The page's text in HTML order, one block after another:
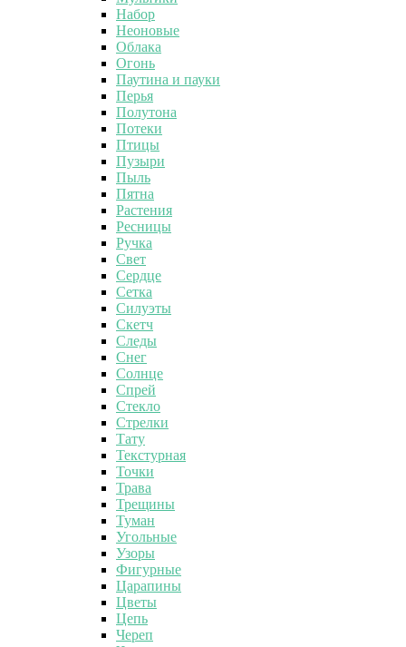
Набор
Неоновые
Облака
Огонь
Паутина и пауки
Перья
Полутона
Потеки
Птицы
Пузыри
Пыль
Пятна
Растения
Ресницы
Ручка
Свет
Сердце
Сетка
Силуэты
Скетч
Следы
Снег
Солнце
Спрей
Стекло
Стрелки
Тату
Текстурная
Точки
Трава
Трещины
Туман
Угольные
Узоры
Фигурные
Царапины
Цветы
Цепь
Череп